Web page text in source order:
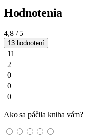
Hodnotenia
4,8 / 5
13 hodnotení
11
2
0
0
0
Ako sa páčila kniha vám?